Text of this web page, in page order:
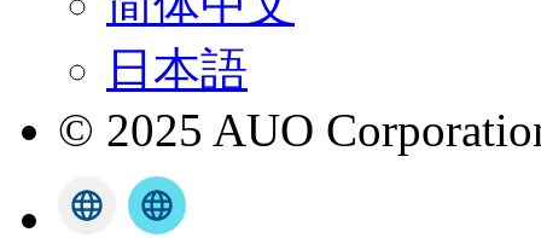
日本語
© 2025 AUO